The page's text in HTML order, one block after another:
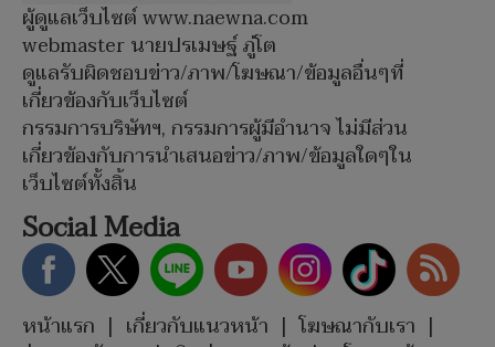
ผู้ดูแลเว็บไซต์ www.naewna.com
webmaster นายปรเมษฐ์ ภู่โต
ดูแลรับผิดชอบข่าว/ภาพ/โฆษณา/ข้อมูลอื่นๆที่
เกี่ยวข้องกับเว็บไซต์
กรรมการบริษัทฯ, กรรมการผู้มีอำนาจ ไม่มีส่วน
เกี่ยวข้องกับการนำเสนอข่าว/ภาพ/ข้อมูลใดๆใน
เว็บไซต์ทั้งสิ้น
Social Media
หน้าแรก | เกี่ยวกับแนวหน้า | โฆษณากับเรา |